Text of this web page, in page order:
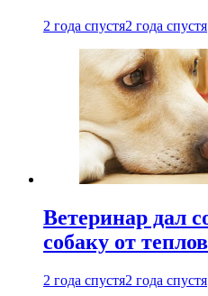
2 года спустя2 года спустя
Ветеринар дал
собаку от
2 года спустя2 года спустя